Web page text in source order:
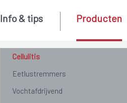
Cellulitis
Eetlustremmers
Vochtafdrijvend
Info & tips Producten